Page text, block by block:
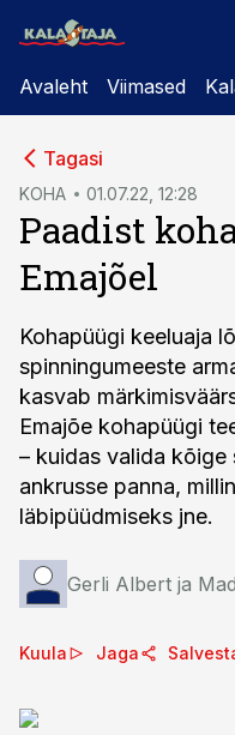
Avaleht Viimased
Tagasi
KOHA 01.07.22, 12:28
Paadist
Emajõel
Kohapüügi keeluaja
spinningumeeste
kasvab
Emajõe kohapüügi
– kuidas valida
ankrusse panna,
läbipüüdmiseks jne.
Gerli Albert ja
Kuula Jaga